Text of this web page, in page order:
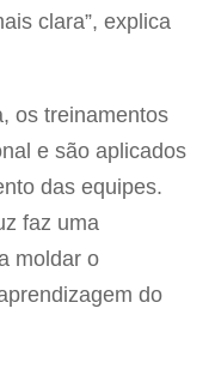
clara”, explica
os treinamentos
e são aplicados
das equipes.
faz uma
moldar o
do